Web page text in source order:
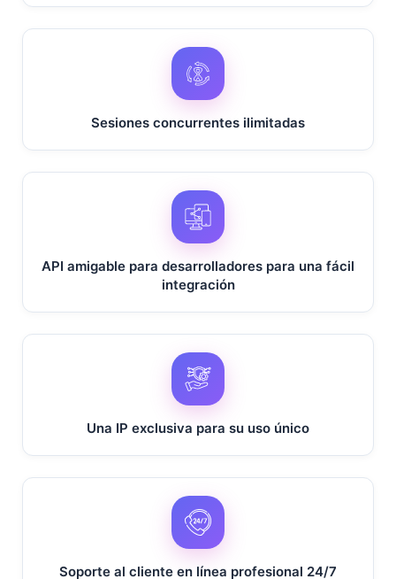
Sesiones concurrentes ilimitadas
API amigable para desarrolladores para una fácil
integración
Una IP exclusiva para su uso único
Soporte al cliente en línea profesional 24/7